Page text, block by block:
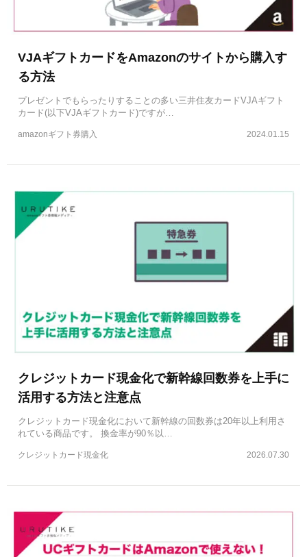
VJAギフトカードをAmazonのサイトから購入す
る方法
プレゼントでもらったりすることの多い三井住友カードVJAギフト
カード(以下VJAギフトカード)ですが…
2024.01.15
amazonギフト券購入
クレジットカード現金化で新幹線回数券を上手に
活用する方法と注意点
クレジットカード現金化において新幹線の回数券は20年以上利用さ
れている商品です。 換金率が90％以…
2026.07.30
クレジットカード現金化